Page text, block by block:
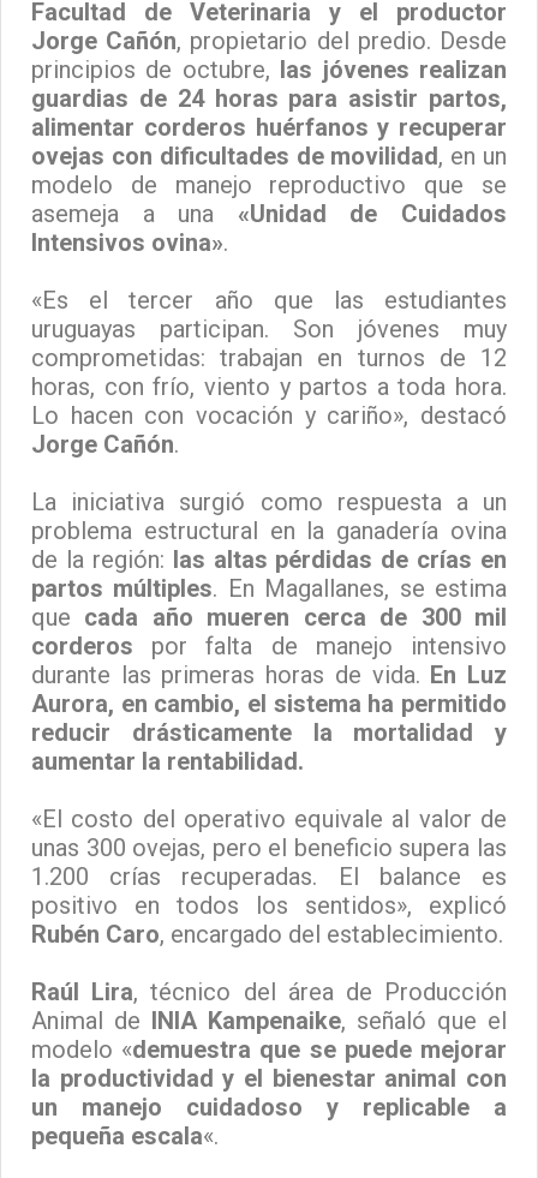
Facultad de Veterinaria y el productor
Jorge Cañón, propietario del predio. Desde
principios de octubre, las jóvenes realizan
guardias de 24 horas para asistir partos,
alimentar corderos huérfanos y recuperar
ovejas con dificultades de movilidad, en un
modelo de manejo reproductivo que se
asemeja a una «Unidad de Cuidados
Intensivos ovina».
«Es el tercer año que las estudiantes
uruguayas participan. Son jóvenes muy
comprometidas: trabajan en turnos de 12
horas, con frío, viento y partos a toda hora.
Lo hacen con vocación y cariño», destacó
Jorge Cañón.
La iniciativa surgió como respuesta a un
problema estructural en la ganadería ovina
de la región: las altas pérdidas de crías en
partos múltiples. En Magallanes, se estima
que cada año mueren cerca de 300 mil
corderos por falta de manejo intensivo
durante las primeras horas de vida. En Luz
Aurora, en cambio, el sistema ha permitido
reducir drásticamente la mortalidad y
aumentar la rentabilidad.
«El costo del operativo equivale al valor de
unas 300 ovejas, pero el beneficio supera las
1.200 crías recuperadas. El balance es
positivo en todos los sentidos», explicó
Rubén Caro, encargado del establecimiento.
Raúl Lira, técnico del área de Producción
Animal de INIA Kampenaike, señaló que el
modelo «demuestra que se puede mejorar
la productividad y el bienestar animal con
un manejo cuidadoso y replicable a
pequeña escala«.